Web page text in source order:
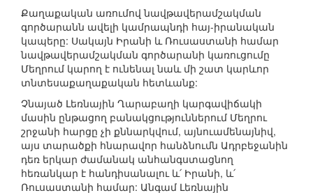
Քաղաքական առումով նավթավերամշակման
գործարանն ավելի կամրապնդի հայ-իրանական
կապերը: Սակայն Իրանի և Ռուսաստանի համար
նավթավերամշակման գործարանի կառուցումը
Մեղրում կարող է ունենալ նաև մի շատ կարևոր
տնտեսաքաղաքական հետևանք:
Չնայած Լեռնային Ղարաբաղի կարգավիճակի
մասին ընթացող բանակցություններում Մեղրու
շրջանի հարցը չի քննարկվում, այնուամենայնիվ,
այս տարածքի հնարավոր հանձնումն Ադրբեջանին
դեռ երկար ժամանակ անհանգստացնող
հեռանկար է հանդիսանալու և՛ Իրանի, և՛
Ռուսաստանի համար: Անգամ Լեռնային